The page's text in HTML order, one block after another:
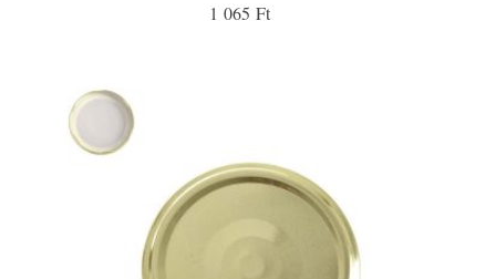
1 065 Ft